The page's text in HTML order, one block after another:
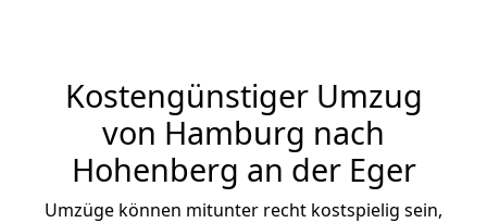
Kostengünstiger Umzug
von Hamburg nach
Hohenberg an der Eger
Umzüge können mitunter recht kostspielig sein,